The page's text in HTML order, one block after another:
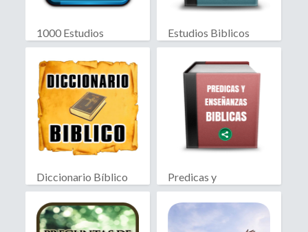
1000 Estudios
Biblicos
Estudios Biblicos
para Predicar
Diccionario Bíblico
Predicas y
Enseñanzas Biblicas